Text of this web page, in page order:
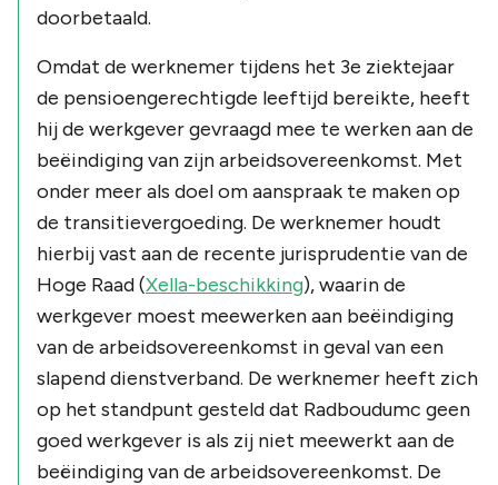
doorbetaald.
Omdat de werknemer tijdens het 3e ziektejaar
de pensioengerechtigde leeftijd bereikte, heeft
hij de werkgever gevraagd mee te werken aan de
beëindiging van zijn arbeidsovereenkomst. Met
onder meer als doel om aanspraak te maken op
de transitievergoeding. De werknemer houdt
hierbij vast aan de recente jurisprudentie van de
Hoge Raad (Xella-beschikking), waarin de
werkgever moest meewerken aan beëindiging
van de arbeidsovereenkomst in geval van een
slapend dienstverband. De werknemer heeft zich
op het standpunt gesteld dat Radboudumc geen
goed werkgever is als zij niet meewerkt aan de
beëindiging van de arbeidsovereenkomst. De